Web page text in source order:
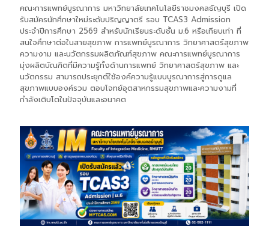
คณะการแพทย์บูรณาการ มหาวิทยาลัยเทคโนโลยีราชมงคลธัญบุรี เปิด
รับสมัครนักศึกษาใหม่ระดับปริญญาตรี รอบ TCAS3 Admission
ประจำปีการศึกษา 2569 สำหรับนักเรียนระดับชั้น ม.6 หรือเทียบเท่า ที่
สนใจศึกษาต่อในสายสุขภาพ การแพทย์บูรณาการ วิทยาศาสตร์สุขภาพ
ความงาม และนวัตกรรมผลิตภัณฑ์สุขภาพ คณะการแพทย์บูรณาการ
มุ่งผลิตบัณฑิตที่มีความรู้ทั้งด้านการแพทย์ วิทยาศาสตร์สุขภาพ และ
นวัตกรรม สามารถประยุกต์ใช้องค์ความรู้แบบบูรณาการสู่การดูแล
สุขภาพแบบองค์รวม ตอบโจทย์อุตสาหกรรมสุขภาพและความงามที่
กำลังเติบโตในปัจจุบันและอนาคต